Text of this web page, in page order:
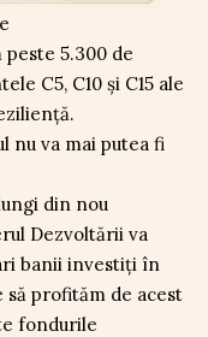
5.300 de
C5, C10 și C15 ale
nu va mai putea fi
din nou
Dezvoltării va
banii investiți în
profităm de acest
fondurile